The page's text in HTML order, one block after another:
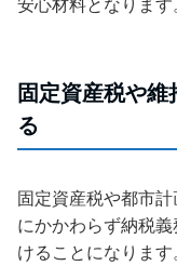
固定資産税や
る
固定資産税や都市
にかかわらず納税
けることになります